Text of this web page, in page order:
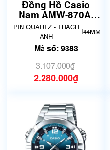
chưa qua sử dụng)
Đồng Hồ Casio
Nam AMW-870A-
3AVDF | New | Mã
số 9383
PIN QUARTZ - THẠCH
ANH
44MM
Mã số: 9383
3.107.000₫
2.280.000₫